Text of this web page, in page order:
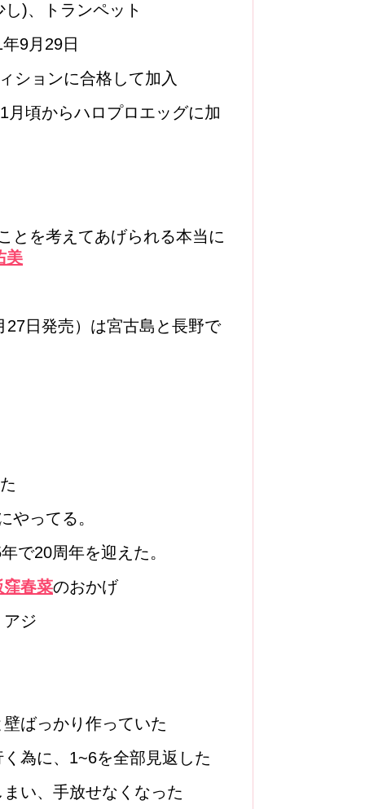
)、トランペット
9月29日
ションに合格して加入
月頃からハロプロエッグに加
とを考えてあげられる本当に
美
日発売）は宮古島と長野で
やってる。
で20周年を迎えた。
窪春菜のおかげ
ジ
ばっかり作っていた
為に、1~6を全部見返した
い、手放せなくなった